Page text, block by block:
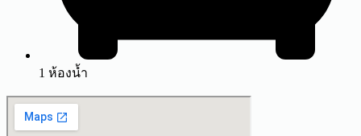
1 ห้องน้ำ